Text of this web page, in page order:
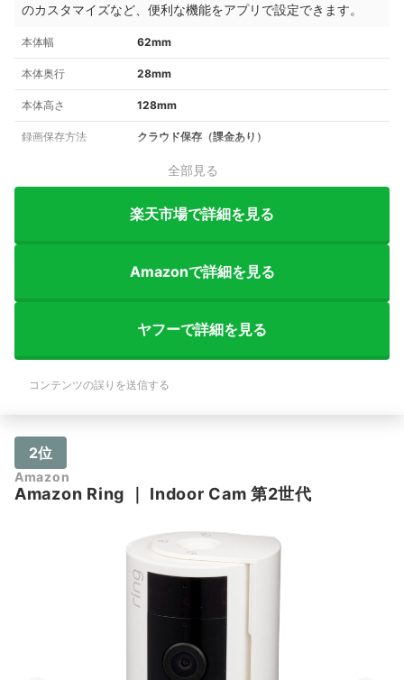
のカスタマイズなど、便利な機能をアプリで設定できます。
本体幅 62mm
本体奥行 28mm
本体高さ 128mm
録画保存方法 クラウド保存（課金あり）
全部見る
楽天市場で詳細を見る
Amazonで詳細を見る
ヤフーで詳細を見る
コンテンツの誤りを送信する
2位
Amazon
Amazon Ring Indoor Cam 第2世代